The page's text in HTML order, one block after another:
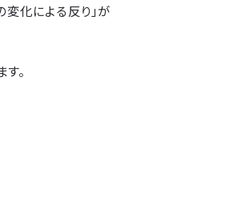
化による反り」が
。